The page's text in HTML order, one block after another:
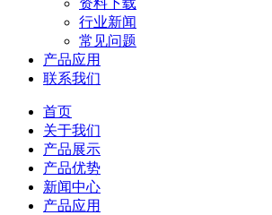
资料下载
行业新闻
常见问题
产品应用
联系我们
首页
关于我们
产品展示
产品优势
新闻中心
产品应用